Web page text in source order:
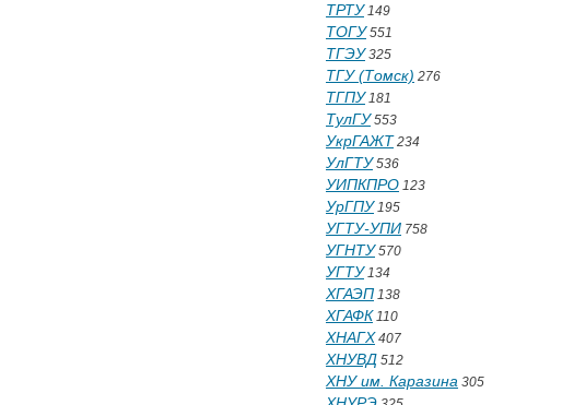
ТРТУ149
ТОГУ551
ТГЭУ325
ТГУ (Томск) 276
ТГПУ181
ТулГУ553
УкрГАЖТ 234
УлГТУ536
УИПКПРО 123
УрГПУ195
УГТУ-УПИ 758
УГНТУ570
УГТУ134
ХГАЭП 138
ХГАФК 110
ХНАГХ 407
ХНУВД 512
ХНУ им. Каразина 305